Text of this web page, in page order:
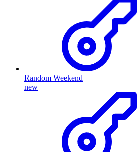
Random Weekend
new